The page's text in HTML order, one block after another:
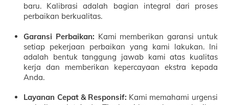
baru. Kalibrasi adalah bagian integral dari proses
perbaikan berkualitas.
Garansi Perbaikan: Kami memberikan garansi untuk
setiap pekerjaan perbaikan yang kami lakukan. Ini
adalah bentuk tanggung jawab kami atas kualitas
kerja dan memberikan kepercayaan ekstra kepada
Anda.
Layanan Cepat & Responsif: Kami memahami urgensi